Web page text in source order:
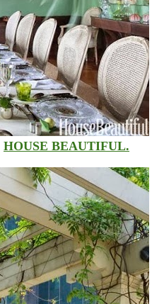
HOUSE BEAUTIFUL.